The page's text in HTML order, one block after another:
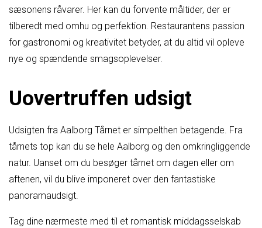
sæsonens råvarer. Her kan du forvente måltider, der er
tilberedt med omhu og perfektion. Restaurantens passion
for gastronomi og kreativitet betyder, at du altid vil opleve
nye og spændende smagsoplevelser.
Uovertruffen udsigt
Udsigten fra Aalborg Tårnet er simpelthen betagende. Fra
tårnets top kan du se hele Aalborg og den omkringliggende
natur. Uanset om du besøger tårnet om dagen eller om
aftenen, vil du blive imponeret over den fantastiske
panoramaudsigt.
Tag dine nærmeste med til et romantisk middagsselskab